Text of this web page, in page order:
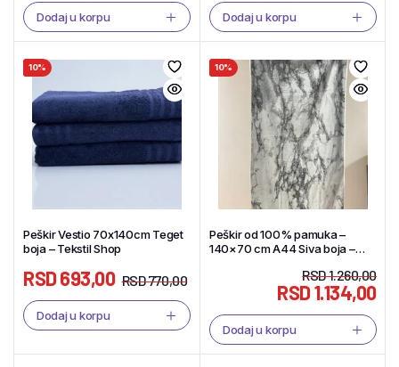
Dodaj u korpu Dodaj u korpu
10%
Peškir Vestio 70x140cm Teget
boja – Tekstil Shop
RSD770,00
RSD693,00
Dodaj u korpu
10%
Peškir od 100% pamuka –
140×70 cm A44 Siva boja –
RSD1.260,00
RSD1.134,00
Dodaj u korpu